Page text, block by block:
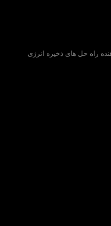
حل های ذخیره انرژی